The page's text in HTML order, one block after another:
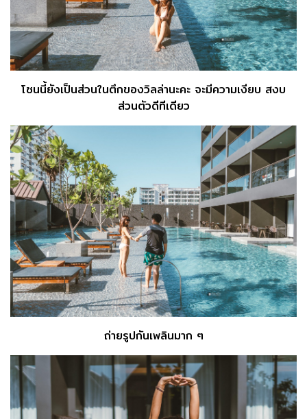
โซนนี้ยังเป็นส่วนในตึกของวิลล่านะคะ จะมีความเงียบ สงบ
ส่วนตัวดีทีเดียว
ถ่ายรูปกันเพลินมาก ๆ